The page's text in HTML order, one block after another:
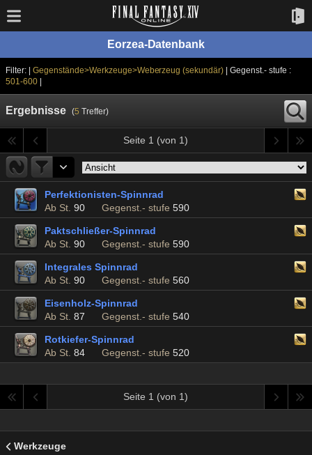
Eorzea-Datenbank
Filter: | Gegenstände>Werkzeuge>Weberzeug (sekundär)
| Gegenst.- stufe :
501-600|
Ergebnisse (5 Treffer)
Seite 1 (von 1)
Perfektionisten-Spinnrad
Ab St. 90 Gegenst.- stufe 590
Paktschließer-Spinnrad
Ab St. 90 Gegenst.- stufe 590
Integrales Spinnrad
Ab St. 90 Gegenst.- stufe 560
Eisenholz-Spinnrad
Ab St. 87 Gegenst.- stufe 540
Rotkiefer-Spinnrad
Ab St. 84 Gegenst.- stufe 520
Seite 1 (von 1)
Werkzeuge